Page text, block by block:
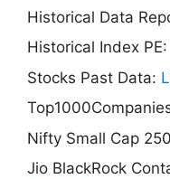
Historical Data
Historical Index PE:
Stocks Past Data:
Nifty Small Cap
Jio BlackRock